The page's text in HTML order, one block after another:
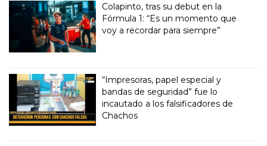
Colapinto, tras su debut en la
Fórmula 1: “Es un momento que
voy a recordar para siempre”
“Impresoras, papel especial y
bandas de seguridad” fue lo
incautado a los falsificadores de
Chachos